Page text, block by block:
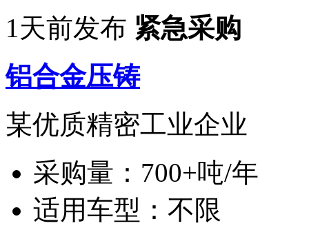
1天前发布 紧急采购
铝合金压铸
某优质精密工业企业
采购量： 700+吨/年
适用车型： 不限